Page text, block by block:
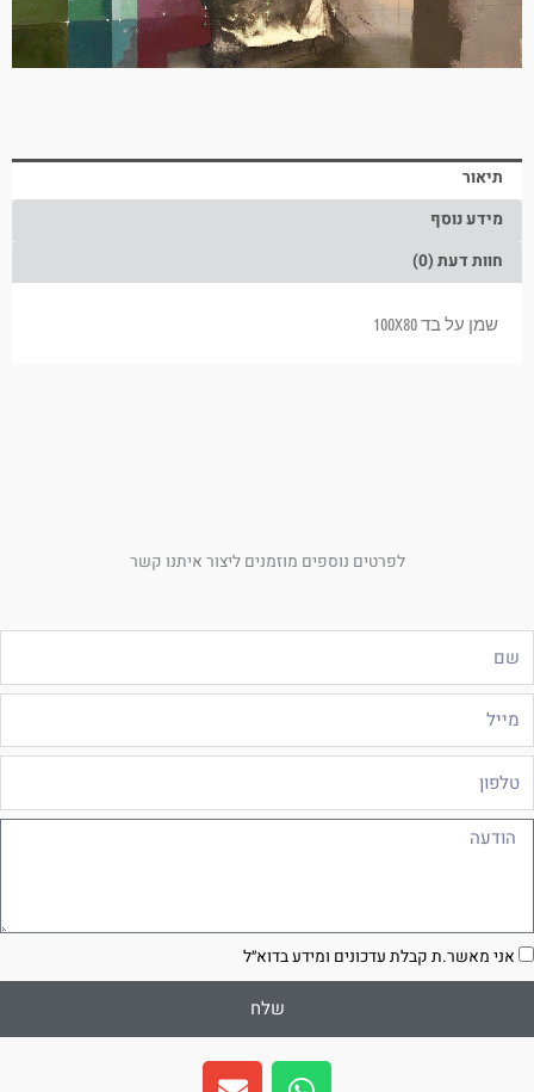
תיאור
מידע נוסף
חוות דעת (0)
שמן על בד 100X80
לפרטים נוספים מוזמנים ליצור איתנו קשר
אני מאשר.ת קבלת עדכונים ומידע בדוא״ל
שלח
W
E